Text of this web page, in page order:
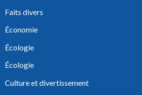
Faits divers
Économie
Écologie
Écologie
Culture et divertissement